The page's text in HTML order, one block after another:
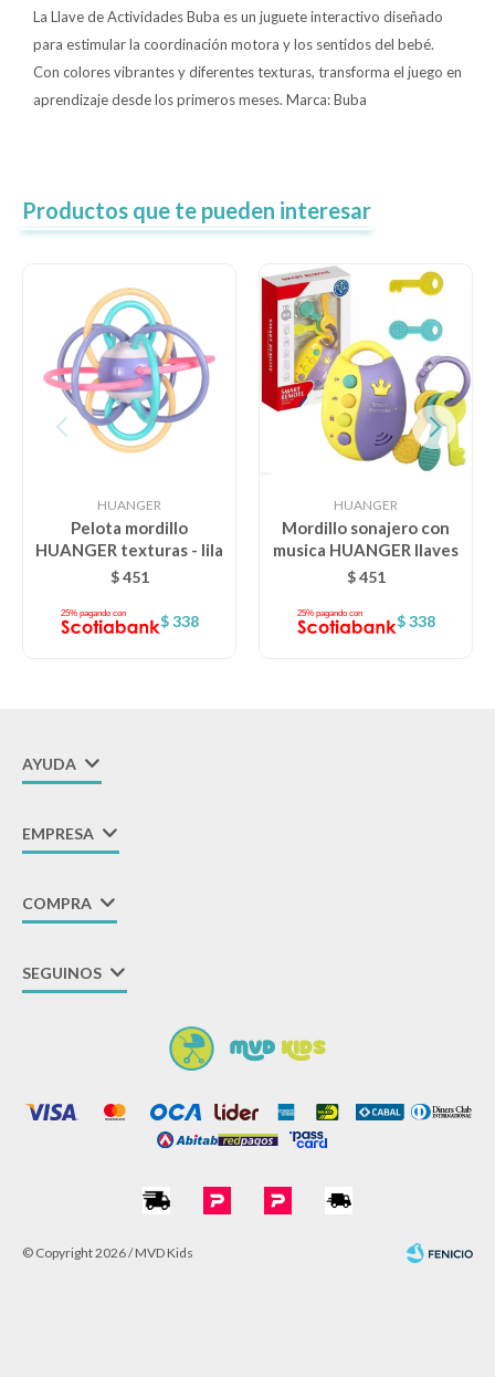
La Llave de Actividades Buba es un juguete interactivo diseñado
para estimular la coordinación motora y los sentidos del bebé.
Con colores vibrantes y diferentes texturas, transforma el juego en
aprendizaje desde los primeros meses. Marca: Buba
Productos que te pueden interesar
HUANGER
Pelota mordillo
HUANGER texturas - lila
$ 451
$ 338
HUANGER
Mordillo sonajero con
musica HUANGER llaves
$ 451
$ 338
AYUDA
EMPRESA
COMPRA
SEGUINOS
© Copyright 2026 / MVD Kids
Vestimenta
Sale
Contacto
Local MVD Kids